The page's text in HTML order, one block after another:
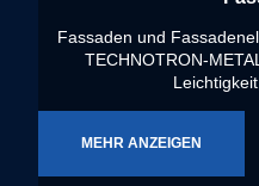
Fassaden und
TECHNOTRON-
MEHR ANZEIGEN